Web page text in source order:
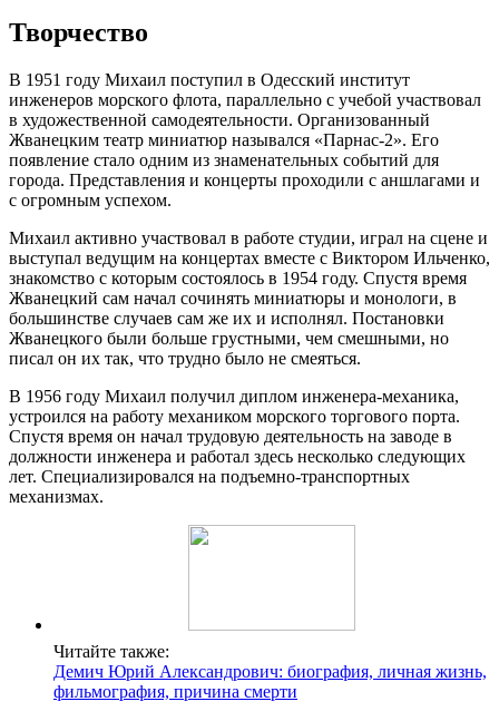
Творчество
В 1951 году Михаил поступил в Одесский институт
инженеров морского флота, параллельно с учебой участвовал
в художественной самодеятельности. Организованный
Жванецким театр миниатюр назывался «Парнас-2». Его
появление стало одним из знаменательных событий для
города. Представления и концерты проходили с аншлагами и
с огромным успехом.
Михаил активно участвовал в работе студии, играл на сцене и
выступал ведущим на концертах вместе с Виктором Ильченко,
знакомство с которым состоялось в 1954 году. Спустя время
Жванецкий сам начал сочинять миниатюры и монологи, в
большинстве случаев сам же их и исполнял. Постановки
Жванецкого были больше грустными, чем смешными, но
писал он их так, что трудно было не смеяться.
В 1956 году Михаил получил диплом инженера-механика,
устроился на работу механиком морского торгового порта.
Спустя время он начал трудовую деятельность на заводе в
должности инженера и работал здесь несколько следующих
лет. Специализировался на подъемно-транспортных
механизмах.
Читайте также:
Демич Юрий Александрович: биография, личная жизнь,
фильмография, причина смерти